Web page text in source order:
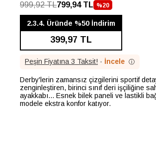
999,92 TL799,94 TL %20
İNDIRIM
2.3.4. Üründe %50 İndirim
399,97 TL
Peşin Fiyatına 3 Taksit! · İncele ⓘ
Derby'lerin zamansız çizgilerini sportif
zenginleştiren, birinci sınıf deri işçiliğine
ayakkabı... Esnek bilek paneli ve lastikli
modele ekstra konfor katıyor.